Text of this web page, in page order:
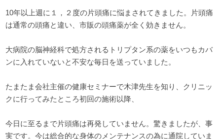
10年以上週に１，２度の片頭痛に悩まされてきました。片頭痛
は通常の頭痛と違い、市販の頭痛薬が全く効きません。
大病院の脳神経科で処方されるトリプタン系の薬をいつもカバ
ンに入れていないと不安な毎日を送っていました。
たまたま会社主催の健康セミナーで木津先生を知り、クリニッ
クに行ってみたところ初回の施術以降、
今日に至るまで片頭痛は再発していません。驚きましたが、事
実です。今は総合的な身体のメンテナンスの為に通院していま